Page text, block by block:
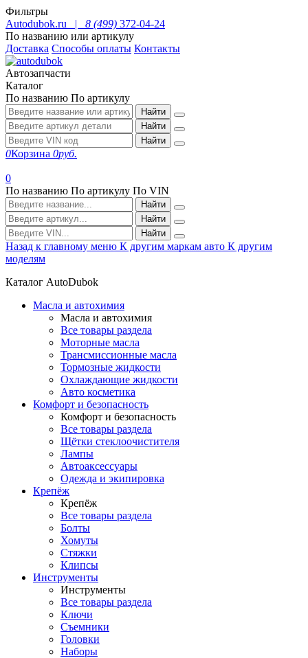
Фильтры
Autodubok.ru |
8 (499) 372-04-24
По названию или артикулу
Доставка Способы оплаты Контакты
Автозапчасти
Каталог
По названию По артикулу
Найти
Найти
Найти
0Корзина 0руб.
0
По названию По артикулу По VIN
Найти
Найти
Найти
Назад к главному меню К другим маркам авто К другим
моделям
Каталог AutoDubok
Масла и автохимия
Масла и автохимия
Все товары раздела
Моторные масла
Трансмиссионные масла
Тормозные жидкости
Охлаждающие жидкости
Авто косметика
Комфорт и безопасность
Комфорт и безопасность
Все товары раздела
Щётки стеклоочистителя
Лампы
Автоаксессуары
Одежда и экипировка
Крепёж
Крепёж
Все товары раздела
Болты
Хомуты
Стяжки
Клипсы
Инструменты
Инструменты
Все товары раздела
Ключи
Съемники
Головки
Наборы